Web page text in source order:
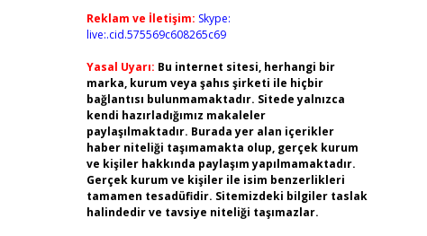
Reklam ve İletişim: Skype:
live:.cid.575569c608265c69
Yasal Uyarı: Bu internet sitesi, herhangi bir
marka, kurum veya şahıs şirketi ile hiçbir
bağlantısı bulunmamaktadır. Sitede yalnızca
kendi hazırladığımız makaleler
paylaşılmaktadır. Burada yer alan içerikler
haber niteliği taşımamakta olup, gerçek kurum
ve kişiler hakkında paylaşım yapılmamaktadır.
Gerçek kurum ve kişiler ile isim benzerlikleri
tamamen tesadüfidir. Sitemizdeki bilgiler taslak
halindedir ve tavsiye niteliği taşımazlar.